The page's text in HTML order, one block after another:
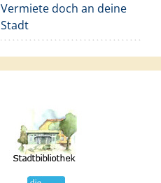
Vermiete doch an deine
Stadt